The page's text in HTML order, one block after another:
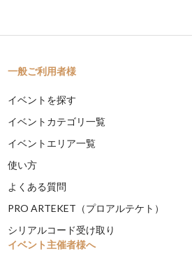
一般ご利用者様
イベントを探す
イベントカテゴリ一覧
イベントエリア一覧
使い方
よくある質問
PRO ARTEKET（プロアルテケト）
シリアルコード受け取り
イベント主催者様へ